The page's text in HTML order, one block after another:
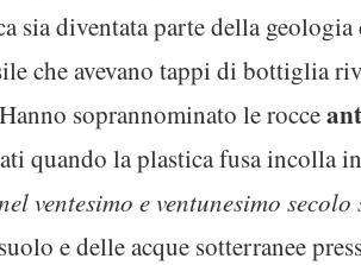
sia diventata parte della
che avevano tappi di bottiglia
soprannominato le rocce
quando la plastica fusa incolla
ventesimo e ventunesimo
e delle acque sotterranee